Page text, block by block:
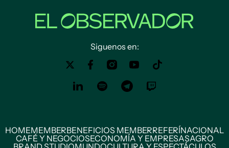
Siguenos en:
HOMEMEMBERBENEFICIOS MEMBERREFERÍNACIONAL
CAFÉ Y NEGOCIOSECONOMÍA Y EMPRESASAGRO